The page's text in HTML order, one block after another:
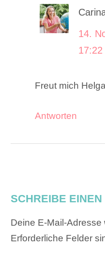
14.
17:22
Freut mich
Antworten
SCHREIBE
Deine E-Mail-Adresse
Erforderliche Felder